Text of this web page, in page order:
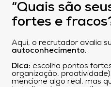
“Quais são
fortes e
Aqui, o recrutador avalia
autoconhecimento.
Dica: escolha pontos
organização,
mencione algo real, mas